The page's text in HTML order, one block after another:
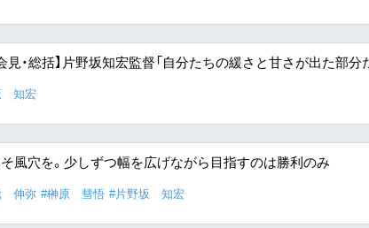
見・総括】片野坂知宏監督「自分たちの緩さと甘さが出た部分
知宏
風穴を。少しずつ幅を広げながら目指すのは勝利のみ
伸弥 #榊原 彗悟 #片野坂 知宏